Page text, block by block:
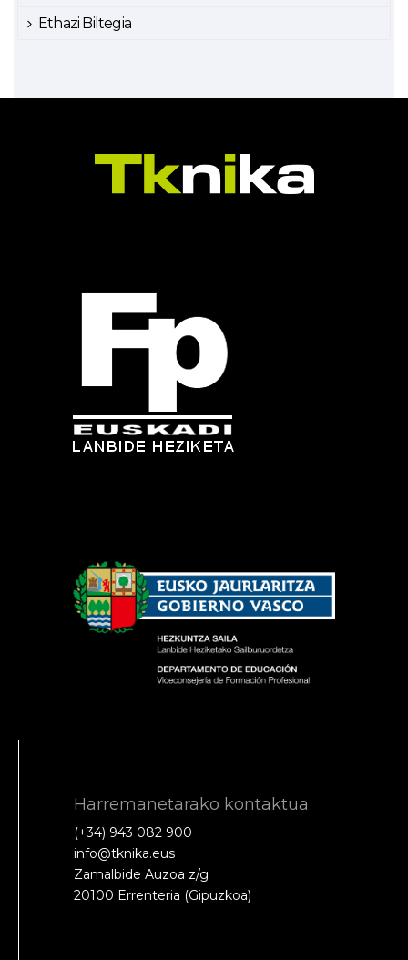
Ethazi Biltegia
Harremanetarako kontaktua
(+34) 943 082 900
info@tknika.eus
Zamalbide Auzoa z/g
20100 Errenteria (Gipuzkoa)